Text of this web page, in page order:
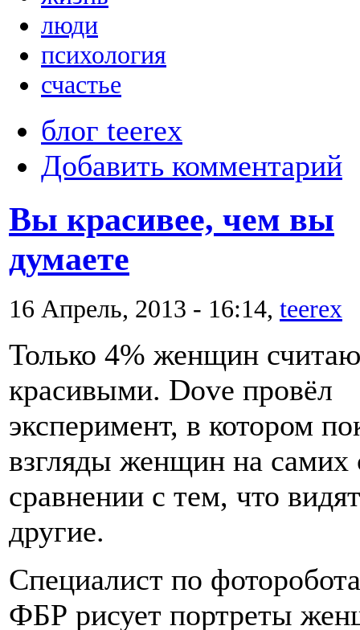
люди
психология
счастье
блог teerex
Добавить комментарий
Вы красивее, чем вы
думаете
16 Апрель, 2013 - 16:14, teerex
Только 4% женщин
красивыми. Dove провёл
эксперимент, в котором
взгляды женщин на самих
сравнении с тем, что видят
другие.
Специалист по
ФБР рисует портреты